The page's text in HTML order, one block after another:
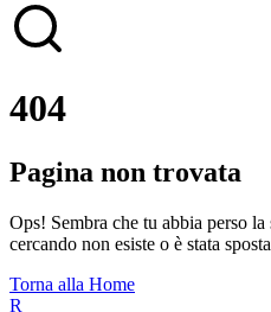
404
Pagina non trovata
Ops! Sembra che tu abbia perso
cercando non esiste o è stata
Torna alla Home
R